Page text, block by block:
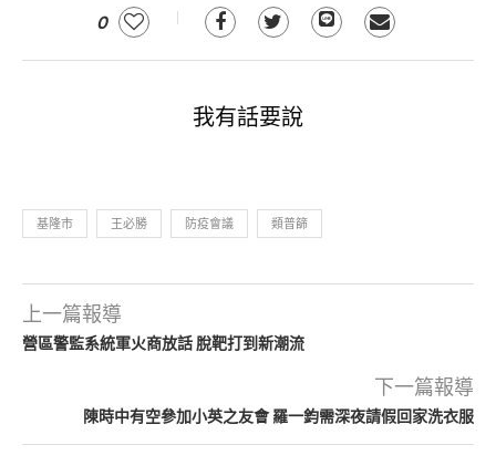
0
我有話要說
基隆市 王必勝 防疫會議 類普篩
上一篇報導
營區警監系統軍火商放話 脫靶打到新潮流
下一篇報導
陳時中有空參加小英之友會 羅一鈞需深夜請假回家洗衣服